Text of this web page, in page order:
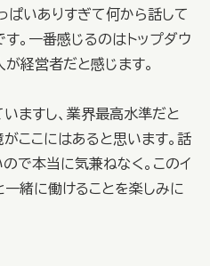
ぱいありすぎて何から話して
。一番感じるのはトップダウ
経営者だと感じます。
ますし、業界最高水準だと
ここにはあると思います。話
で本当に気兼ねなく。このイ
緒に働けることを楽しみに